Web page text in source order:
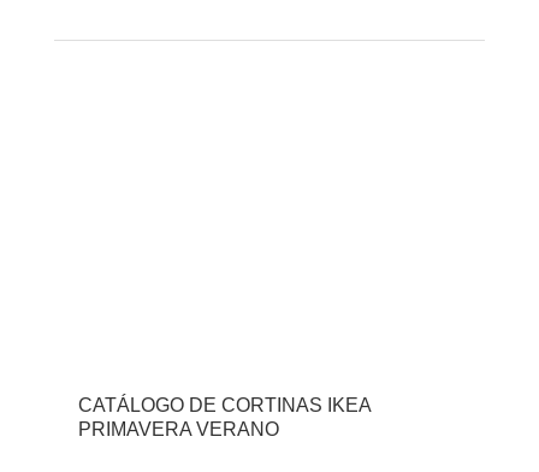
CATÁLOGO DE CORTINAS IKEA
PRIMAVERA VERANO